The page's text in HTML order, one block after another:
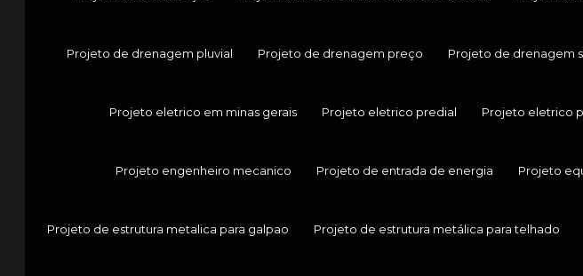
Projeto de drenagem pluvial Projeto de drenagem preço Projeto de drenagem
Projeto eletrico em minas gerais Projeto eletrico predial Projeto eletrico
Projeto engenheiro mecanico Projeto de entrada de energia Projeto
Projeto de estrutura metalica para galpao Projeto de estrutura metálica para telhado